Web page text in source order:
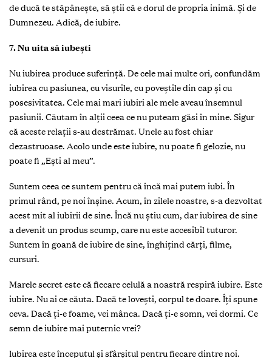
de ducă te stăpânește, să știi că e dorul de propria inimă. Și de
Dumnezeu. Adică, de iubire.
7. Nu uita să iubești
Nu iubirea produce suferinţă. De cele mai multe ori, confundăm
iubirea cu pasiunea, cu visurile, cu poveștile din cap și cu
posesivitatea. Cele mai mari iubiri ale mele aveau însemnul
pasiunii. Căutam în alţii ceea ce nu puteam găsi în mine. Sigur
că aceste relaţii s-au destrămat. Unele au fost chiar
dezastruoase. Acolo unde este iubire, nu poate fi gelozie, nu
poate fi „Ești al meu”.
Suntem ceea ce suntem pentru că încă mai putem iubi. În
primul rând, pe noi înșine. Acum, în zilele noastre, s-a dezvoltat
acest mit al iubirii de sine. Încă nu știu cum, dar iubirea de sine
a devenit un produs scump, care nu este accesibil tuturor.
Suntem în goană de iubire de sine, înghiţind cărţi, filme,
cursuri.
Marele secret este că fiecare celulă a noastră respiră iubire. Este
iubire. Nu ai ce căuta. Dacă te lovești, corpul te doare. Îţi spune
ceva. Dacă ţi-e foame, vei mânca. Dacă ţi-e somn, vei dormi. Ce
semn de iubire mai puternic vrei?
Iubirea este începutul și sfârșitul pentru fiecare dintre noi.